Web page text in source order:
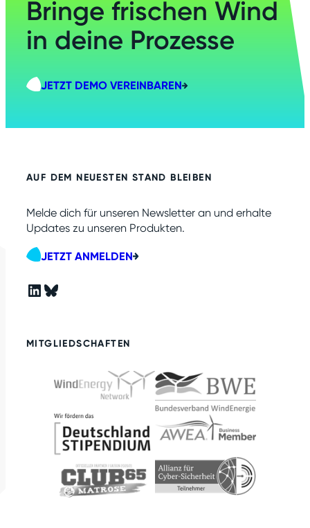
Bringe frischen Wind
in deine Prozesse
JETZT DEMO VEREINBAREN
AUF DEM NEUESTEN STAND BLEIBEN
Melde dich für unseren Newsletter an und erhalte
Updates zu unseren Produkten.
JETZT ANMELDEN
LinkedIn Bluesky
MITGLIEDSCHAFTEN